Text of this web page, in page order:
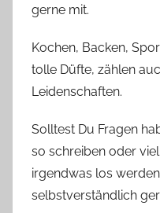
gerne mit.
Kochen, Backen,
tolle Düfte, zählen
Leidenschaften.
Solltest Du Fragen
so schreiben oder
irgendwas los
selbstverständlich